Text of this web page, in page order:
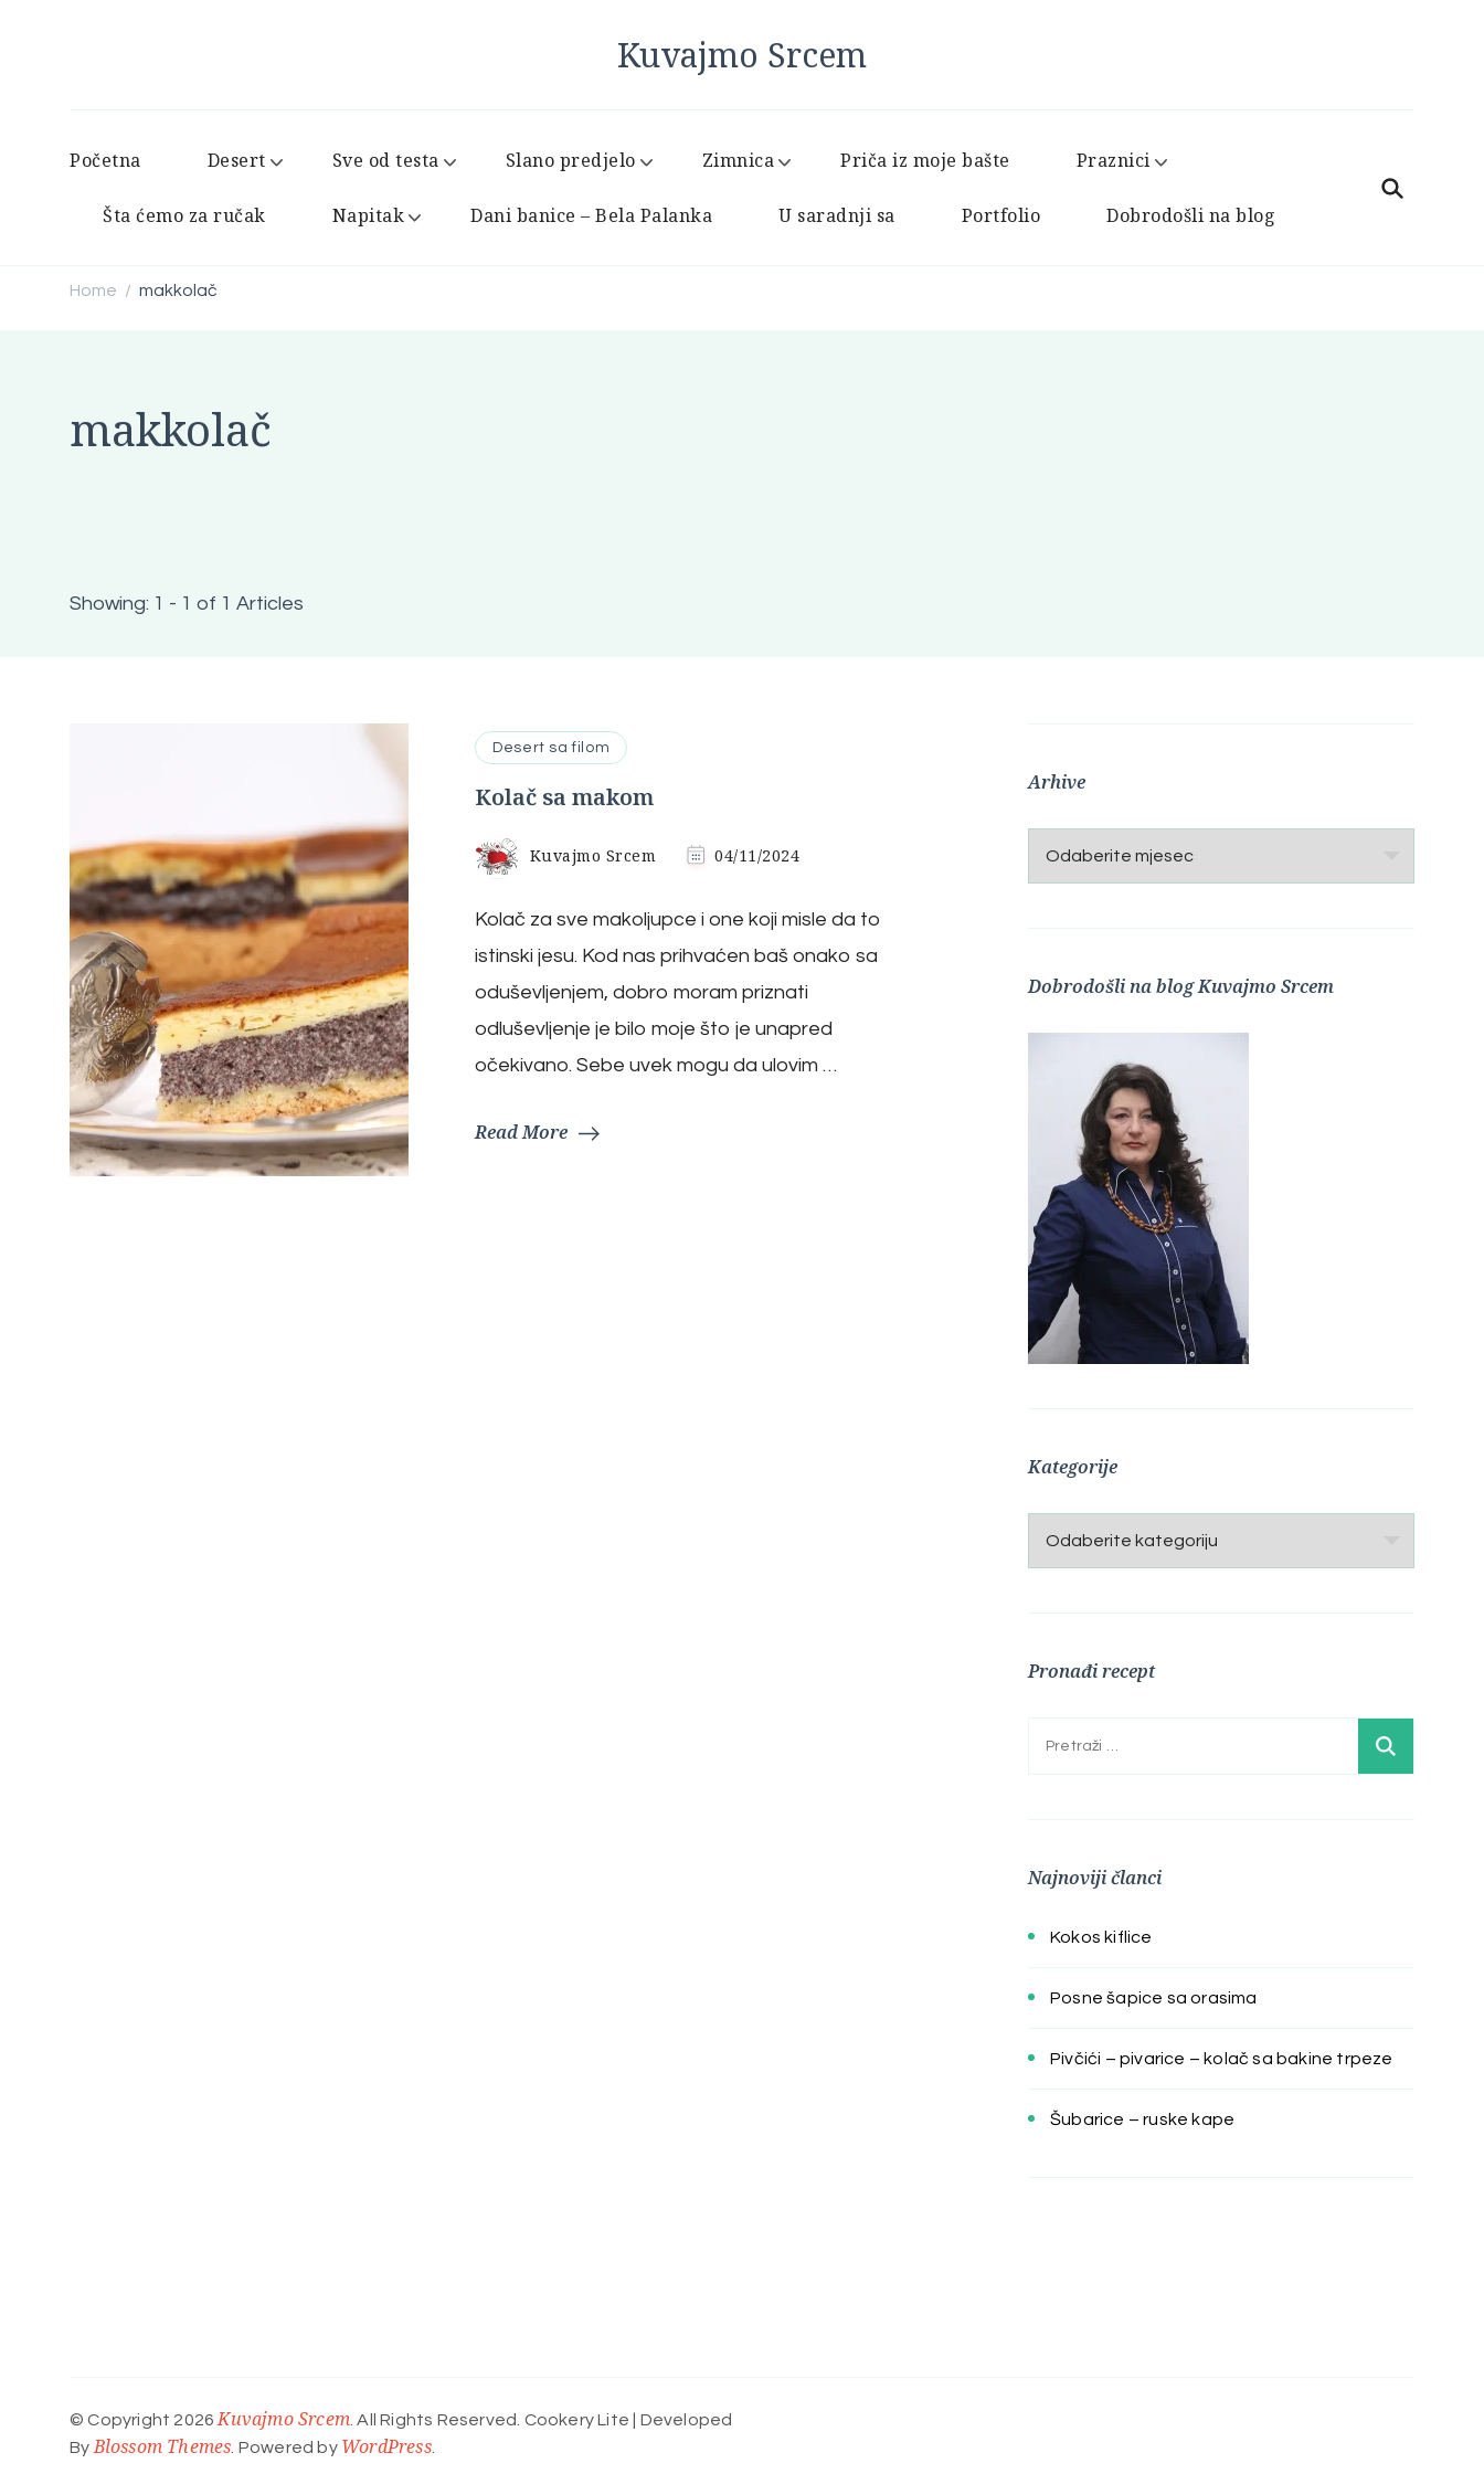
Kuvajmo Srcem
Početna Desert Sve od testa Slano predjelo Zimnica Priča iz moje bašte Praznici
Šta ćemo za ručak Napitak Dani banice – Bela Palanka U saradnji sa Portfolio Dobrodošli na blog
Home / makkolač
makkolač
Showing: 1 - 1 of 1 Articles
Desert sa filom
Kolač sa makom
Kuvajmo Srcem 04/11/2024
Kolač za sve makoljupce i one koji misle da to
istinski jesu. Kod nas prihvaćen baš onako sa
oduševljenjem, dobro moram priznati
odluševljenje je bilo moje što je unapred
očekivano. Sebe uvek mogu da ulovim …
Read More
Arhive
Arhive
Dobrodošli na blog Kuvajmo Srcem
Kategorije
Kategorije
Pronađi recept
Pretraga:
Najnoviji članci
Kokos kiflice
Posne šapice sa orasima
Pivčići – pivarice – kolač sa bakine trpeze
Šubarice – ruske kape
© Copyright 2026 Kuvajmo Srcem . All Rights Reserved. Cookery Lite | Developed
By Blossom Themes . Powered by WordPress.